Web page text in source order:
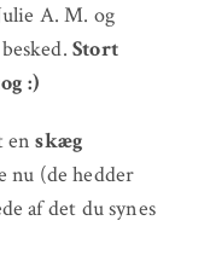
A. M. og
Stort
:)
enskæg
nu (de hedder
af det du synes